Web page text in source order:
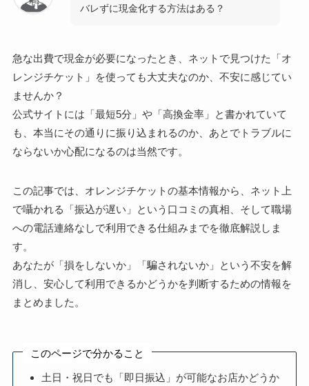
バレずに現金化する方法はある？
急な出費で現金が必要になったとき、ネットで見つけた「オ
レンジチケット」を使っても大丈夫なのか、不安に感じてい
ませんか？
公式サイトには「最短5分」や「高換金率」と書かれていて
も、本当にその通りに振り込まれるのか、あとでトラブルに
ならないか心配になるのは当然です。
この記事では、オレンジチケットの基本情報から、ネット上
で囁かれる「振込が遅い」という口コミの真相、そして職場
への電話連絡なしで利用できる仕組みまでを徹底解説しま
す。
あなたが「損をしないか」「騙されないか」という不安を解
消し、安心して利用できるかどうかを判断するための情報を
まとめました。
このページで分かること
土日・祝日でも「即日振込」が可能なお店かどうか